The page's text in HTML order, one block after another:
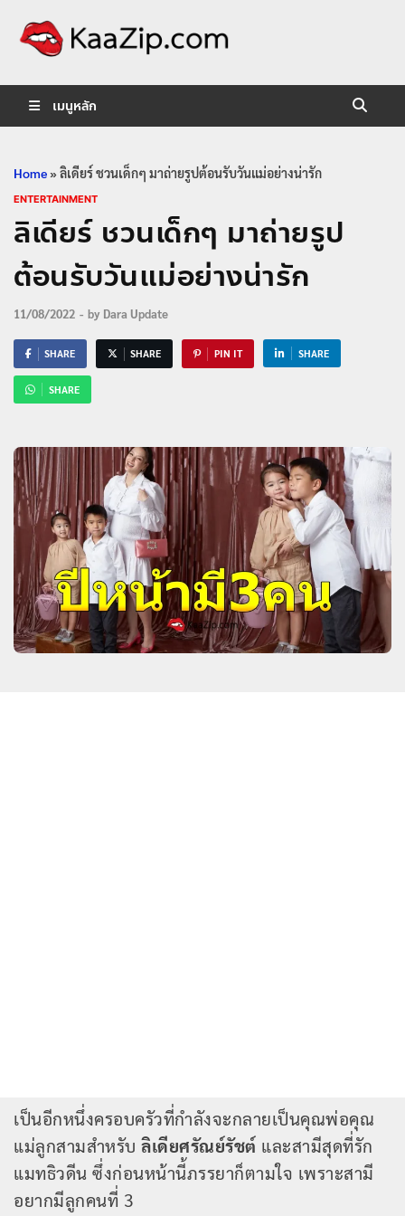
เมนูหลัก
Home»ลิเดียร์ ชวนเด็กๆ มาถ่ายรูปต้อนรับวันแม่อย่างน่ารัก
ENTERTAINMENT
ลิเดียร์ ชวนเด็กๆ มาถ่ายรูป
ต้อนรับวันแม่อย่างน่ารัก
11/08/2022 - by Dara Update
SHARE SHARE PIN IT SHARE
SHARE
เป็นอีกหนึ่งครอบครัวที่กำลังจะกลายเป็นคุณพ่อคุณ
แม่ลูกสามสำหรับ ลิเดียศรัณย์รัชต์ และสามีสุดที่รัก
แมทธิวดีน ซึ่งก่อนหน้านี้ภรรยาก็ตามใจ เพราะสามี
อยากมีลูกคนที่ 3